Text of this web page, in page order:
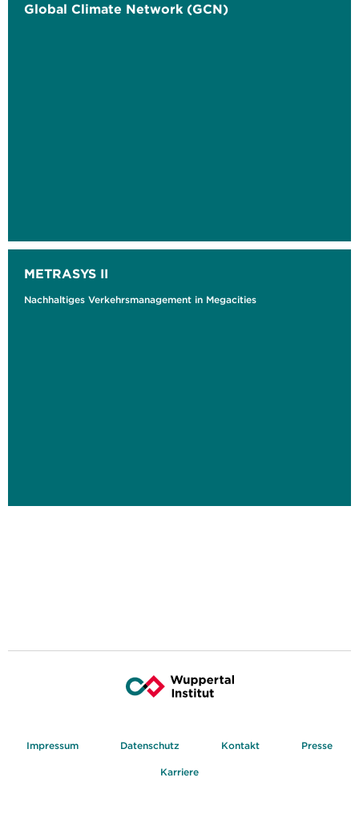
Global Climate Network (GCN)
METRASYS II
Nachhaltiges Verkehrsmanagement in Megacities
Impressum Datenschutz Kontakt Presse
Karriere